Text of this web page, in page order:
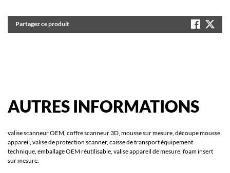
Partagez ce produit
AUTRES INFORMATIONS
valise scanneur OEM, coffre scanneur 3D, mousse sur mesure, découpe mousse
appareil, valise de protection scanner, caisse de transport équipement
technique, emballage OEM réutilisable, valise appareil de mesure, foam insert
sur mesure.